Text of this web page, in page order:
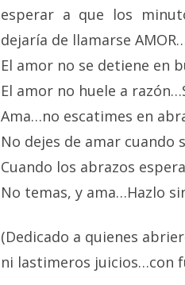
esperar a que los
dejaría de llamarse
El amor no se detiene en
El amor no huele a
Ama…no escatimes en
No dejes de amar cuando
Cuando los abrazos
No temas, y ama…Hazlo
(Dedicado a quienes
ni lastimeros juicios…con